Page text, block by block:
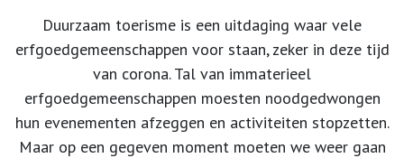
Duurzaam toerisme is een uitdaging waar vele
erfgoedgemeenschappen voor staan, zeker in deze tijd
van corona. Tal van immaterieel
erfgoedgemeenschappen moesten noodgedwongen
hun evenementen afzeggen en activiteiten stopzetten.
Maar op een gegeven moment moeten we weer gaan